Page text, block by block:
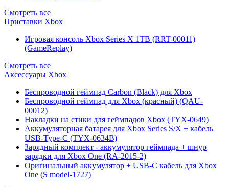
Смотреть все
Приставки Xbox
Игровая консоль Xbox Series X 1TB (RRT-00011)
(GameReplay)
Смотреть все
Аксессуары Xbox
Беспроводной геймпад Carbon (Black) для Xbox
Беспроводной геймпад для Xbox (красный) (QAU-
00012)
Накладки на стики для геймпадов Xbox (TYX-0649)
Аккумуляторная батарея для Xbox Series S/X + кабель
USB-Type-C (TYX-0634B)
Зарядный комплект - аккумулятор геймпада + шнур
зарядки для Xbox One (RA-2015-2)
Оригинальный аккумулятор + USB-C кабель для Xbox
One (S model-1727)